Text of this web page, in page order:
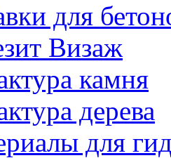
для
Визаж
камня
дерева
для